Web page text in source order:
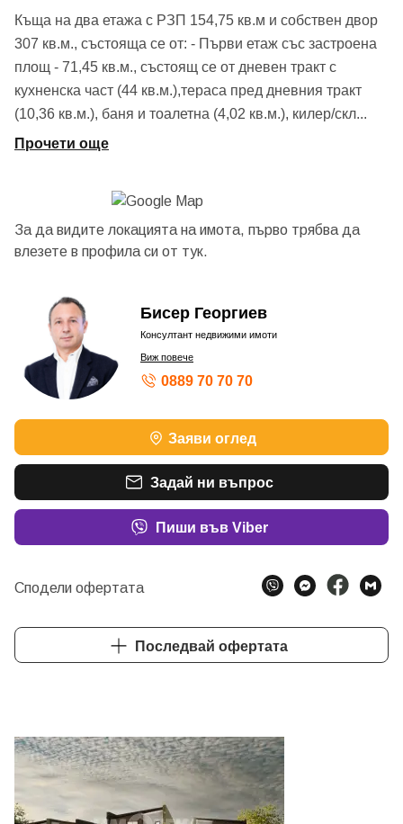
Къща на два етажа с РЗП 154,75 кв.м и собствен двор
307 кв.м., състояща се от: - Първи етаж със застроена
площ - 71,45 кв.м., състоящ се от дневен тракт с
кухненска част (44 кв.м.),тераса пред дневния тракт
(10,36 кв.м.), баня и тоалетна (4,02 кв.м.), килер/скл...
Прочети още
За да видите локацията на имота, първо трябва да
влезете в профила си от тук.
Бисер Георгиев
Консултант недвижими имоти
Виж повече
0889 70 70 70
Заяви оглед
Задай ни въпрос
Пиши във Viber
Сподели офертата
Последвай офертата